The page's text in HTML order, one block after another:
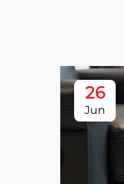
26
Jun